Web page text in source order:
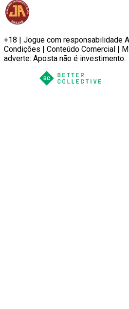
+18 | Jogue com responsabilidade
Condições | Conteúdo Comercial |
adverte: Aposta não é investimento.